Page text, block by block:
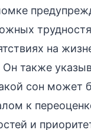
на
Он также
сон может
к
и